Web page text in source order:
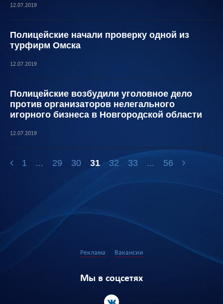
12.07.2019
Полицейские начали проверку одной из
турфирм Омска
12.07.2019
Полицейские возбудили уголовное дело
против организаторов нелегального
игорного бизнеса в Новгородской области
12.07.2019
1 ... 29 30 31 32 33 ... 56
Реклама Вакансии
Мы в соцсетях